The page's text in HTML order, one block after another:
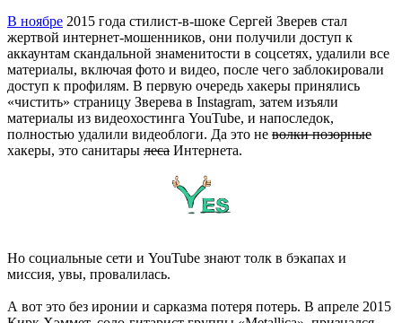
В ноябре 2015 года стилист-в-шоке Сергей Зверев стал
жертвой интернет-мошенников, они получили доступ к
аккаунтам скандальной знаменитости в соцсетях, удалили все
материалы, включая фото и видео, после чего заблокировали
доступ к профилям. В первую очередь хакеры принялись
«чистить» страницу Зверева в Instagram, затем изъяли
материалы из видеохостинга YouTube, и напоследок,
полностью удалили видеоблоги. Да это не волки позорные
хакеры, это санитары леса Интернета.
Но социальные сети и YouTube знают толк в бэкапах и
миссия, увы, провалилась.
А вот это без иронии и сарказма потеря потерь. В апреле 2015